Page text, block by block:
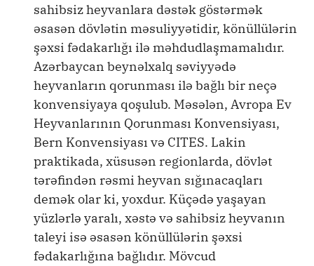
sahibsiz heyvanlara dəstək göstərmək
əsasən dövlətin məsuliyyətidir, könüllülərin
şəxsi fədakarlığı ilə məhdudlaşmamalıdır.
Azərbaycan beynəlxalq səviyyədə
heyvanların qorunması ilə bağlı bir neçə
konvensiyaya qoşulub. Məsələn, Avropa Ev
Heyvanlarının Qorunması Konvensiyası,
Bern Konvensiyası və CITES. Lakin
praktikada, xüsusən regionlarda, dövlət
tərəfindən rəsmi heyvan sığınacaqları
demək olar ki, yoxdur. Küçədə yaşayan
yüzlərlə yaralı, xəstə və sahibsiz heyvanın
taleyi isə əsasən könüllülərin şəxsi
fədakarlığına bağlıdır. Mövcud